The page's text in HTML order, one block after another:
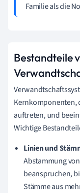
Familie als die
Bestandteile
Kernkomponenten,
auftreten, und
Wichtige
Linien und
Abstammung
beanspruchen,
Stämme aus